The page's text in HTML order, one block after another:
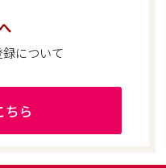
について
ちら